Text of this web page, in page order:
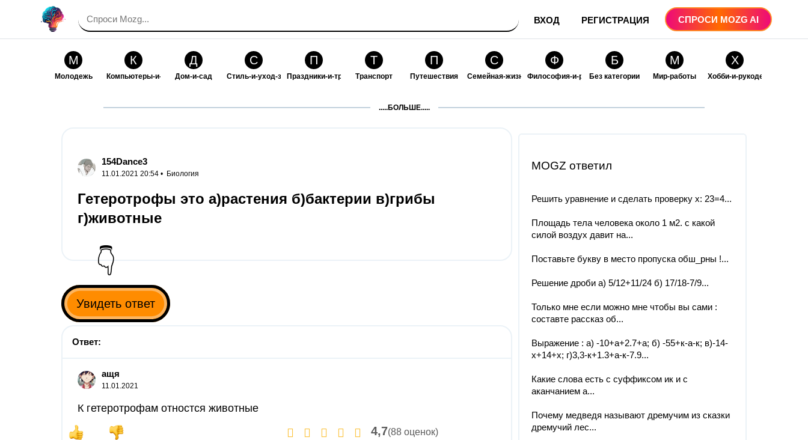
ВХОД РЕГИСТРАЦИЯ СПРОСИ MOZG AI
М
Молодежь
К
Компьютеры-и-электроника
Д
Дом-и-сад
С
Стиль-и-уход-за-собой
П
Праздники-и-традиции
Т
Транспорт
П
Путешествия
С
Семейная-жизнь
Ф
Философия-и-религия
Б
Без категории
М
Мир-работы
Х
Хобби-и-рукоделие
.....БОЛЬШЕ.....
154Dance3
11.01.2021 20:54 • Биология
Гетеротрофы это а)растения б)бактерии в)грибы
г)животные
👇
Увидеть ответ
Ответ:
ащя
11.01.2021
К гетеротрофам отностся животные
4,7(88 оценок)
MOGZ ответил
Решить уравнение и сделать проверку x: 23=4...
Площадь тела человека около 1 м2. с какой
силой воздух давит на...
Поставьте букву в место пропуска обш_рны !...
Решение дроби а) 5/12+11/24 б) 17/18-7/9...
Только мне если можно мне чтобы вы сами :
составте рассказ об...
Выражение : а) -10+а+2.7+а; б) -55+к-а-к; в)-14-
х+14+х; г)3,3-к+1.3+а-к-7.9...
Какие слова есть с суффиксом ик и с
аканчанием а...
Почему медведя называют дремучим из сказки
дремучий лес...